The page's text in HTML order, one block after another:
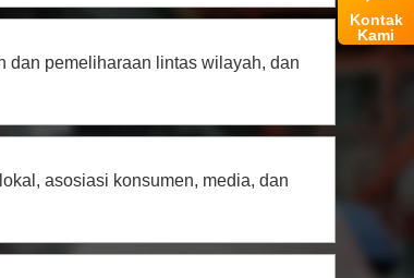
Kontak
Kami
dan pemeliharaan lintas wilayah, dan
asosiasi konsumen, media, dan